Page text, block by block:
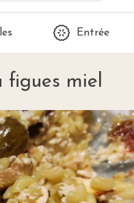
Entrée
figues miel